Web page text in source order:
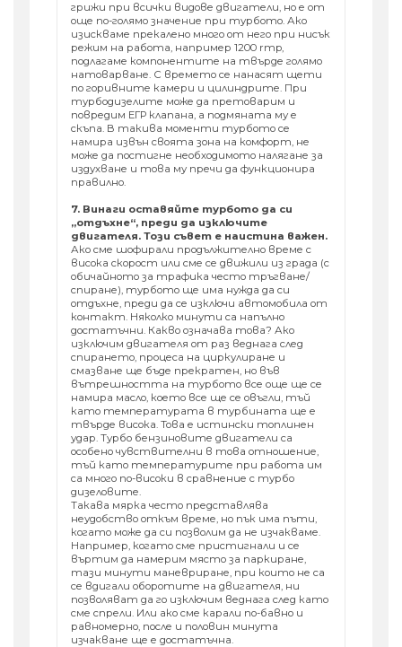
грижи при всички видове двигатели, но е от
още по-голямо значение при турбото. Ако
изискваме прекалено много от него при нисък
режим на работа, например 1200 rmp,
подлагаме компонентите на твърде голямо
натоварване. С времето се нанасят щети
по горивните камери и цилиндрите. При
турбодизелите може да претоварим и
повредим ЕГР клапана, а подмяната му е
скъпа. В такива моменти турбото се
намира извън своята зона на комфорт, не
може да постигне необходимото налягане за
издухване и това му пречи да функционира
правилно.
7. Винаги оставяйте турбото да си
„отдъхне“, преди да изключите
двигателя. Този съвет е наистина важен.
Ако сме шофирали продължително време с
висока скорост или сме се движили из града (с
обичайното за трафика често тръгване/
спиране), турбото ще има нужда да си
отдъхне, преди да се изключи автомобила от
контакт. Няколко минути са напълно
достатъчни. Какво означава това? Ако
изключим двигателя от раз веднага след
спирането, процеса на циркулиране и
смазване ще бъде прекратен, но във
вътрешността на турбото все още ще се
намира масло, което все ще се овъгли, тъй
като температурата в турбината ще е
твърде висока. Това е истински топлинен
удар. Турбо бензиновите двигатели са
особено чувствителни в това отношение,
тъй като температурите при работа им
са много по-високи в сравнение с турбо
дизеловите.
Такава мярка често представлява
неудобство откъм време, но пък има пъти,
когато може да си позволим да не изчакваме.
Например, когато сме пристигнали и се
въртим да намерим място за паркиране,
тази минути маневриране, при които не са
се вдигали оборотите на двигателя, ни
позволяват да го изключим веднага след като
сме спрели. Или ако сме карали по-бавно и
равномерно, после и половин минута
изчакване ще е достатъчна.